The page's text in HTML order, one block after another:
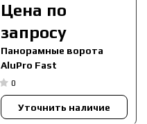
Цена по
запросу
Панорамные ворота
AluPro Fast
0
Уточнить наличие